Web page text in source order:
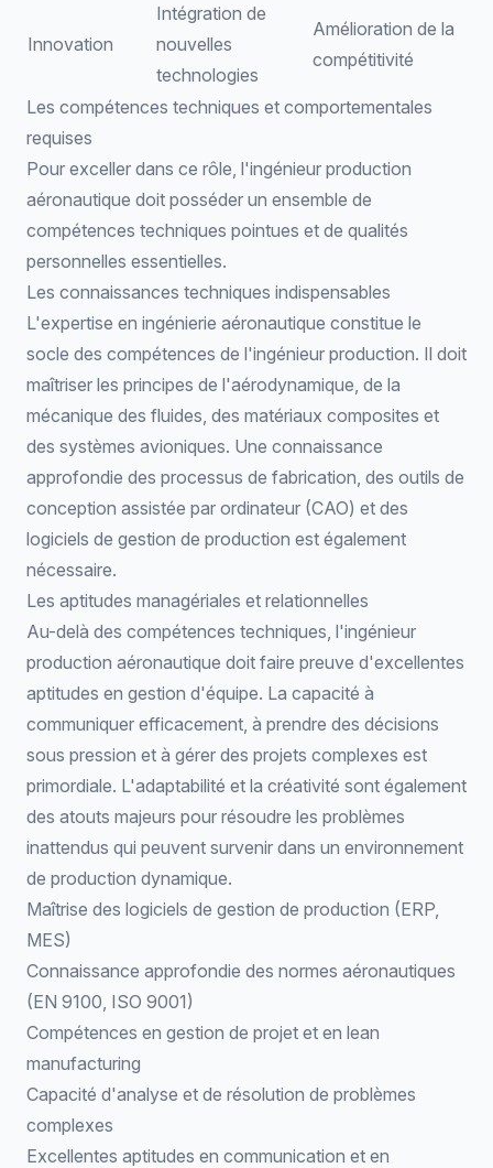
Innovation
Intégration de
nouvelles
technologies
Amélioration de la
compétitivité
Les compétences techniques et comportementales
requises
Pour exceller dans ce rôle, l'ingénieur production
aéronautique doit posséder un ensemble de
compétences techniques pointues et de qualités
personnelles essentielles.
Les connaissances techniques indispensables
L'expertise en ingénierie aéronautique constitue le
socle des compétences de l'ingénieur production. Il doit
maîtriser les principes de l'aérodynamique, de la
mécanique des fluides, des matériaux composites et
des systèmes avioniques. Une connaissance
approfondie des processus de fabrication, des outils de
conception assistée par ordinateur (CAO) et des
logiciels de gestion de production est également
nécessaire.
Les aptitudes managériales et relationnelles
Au-delà des compétences techniques, l'ingénieur
production aéronautique doit faire preuve d'excellentes
aptitudes en gestion d'équipe. La capacité à
communiquer efficacement, à prendre des décisions
sous pression et à gérer des projets complexes est
primordiale. L'adaptabilité et la créativité sont également
des atouts majeurs pour résoudre les problèmes
inattendus qui peuvent survenir dans un environnement
de production dynamique.
Maîtrise des logiciels de gestion de production (ERP,
MES)
Connaissance approfondie des normes aéronautiques
(EN 9100, ISO 9001)
Compétences en gestion de projet et en lean
manufacturing
Capacité d'analyse et de résolution de problèmes
complexes
Excellentes aptitudes en communication et en